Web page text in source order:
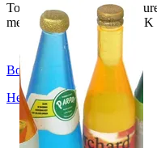
To Denmark 0,5-3kg
measure 40x40x140cm SEK
BoutiqueNo9
Helsingborg,Sverige